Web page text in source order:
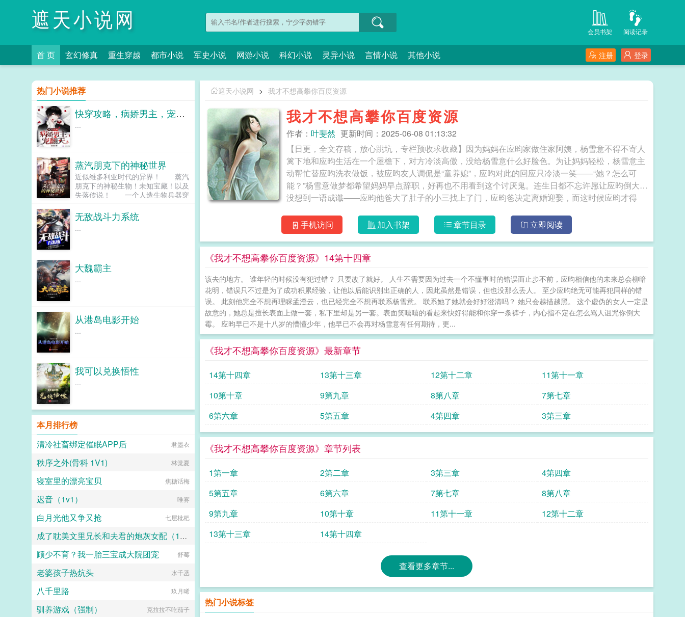
遮天小说网 阅读记录
会员书架
首 页 玄幻修真 重生穿越 都市小说 军史小说 网游小说 科幻小说 灵异小说 言情小说 其他小说 登录
注册
遮天小说网 > 我才不想高攀你百度资源
我才不想高攀你百度资源
作者： 叶斐然 更新时间：2025-06-08 01:13:32
【日更，全文存稿，放心跳坑，专栏预收求收藏】因为妈妈在应昀家做住家阿姨，杨雪意不得不寄人
篱下地和应昀生活在一个屋檐下，对方冷淡高傲，没给杨雪意什么好脸色。为让妈妈轻松，杨雪意主
动帮忙替应昀洗衣做饭，被应昀友人调侃是“童养媳”，应昀对此的回应只冷淡一笑——“她？怎么可
能？”杨雪意做梦都希望妈妈早点辞职，好再也不用看到这个讨厌鬼。连生日都不忘许愿让应昀倒大霉
没想到一语成谶——应昀他爸大了肚子的小三找上了门，应昀爸决定离婚迎娶，而这时候应昀才得
下儿子，远赴海外疗伤杨雪意妈妈真的终止了应昀家的工作。可惜杨雪意妈妈看不下去，热心收留了
无家可归的应昀如今寄人篱下的变成应昀，杨雪意扬眉吐气，使唤起这位过气少爷来熟能生巧——“应
昀，我要吃葡萄，帮我洗！”“应昀，我吃完了！你快洗碗！”只是杨雪意没想到自己色令智昏，一次意
外，“关照”应昀过了头。而没想到的是，落难“太子”还能再次登基——应昀的亲爸找来了。比他原来那
在杨雪意以为他要寻仇之际，她听到应昀开了口“葡萄洗好了，上车自己吃。”对方仍旧冷着脸——“饿
了就快点回去，我去做饭。”“你不是我童养媳吗？跑什么？不会是把我搞上手了现在不想负责了吧。”
杨雪意：……天塌下来有嘴撑着的高冷狗vs能屈能伸的可爱小猫青梅竹马·欢喜冤家2024.07.05留 我
才不想高攀你
手机访问 加入书架 章节目录 立即阅读
《我才不想高攀你百度资源》14第十四章
该去的地方。 谁年轻的时候没有犯过错？ 只要改了就好。 人生不需要因为过去一个不懂事时的错误而止步不前，应昀相信他的未来总会柳暗
花明，错误只不过是为了成功积累经验，让他以后能识别出正确的人，因此虽然是错误，但也没那么丢人。 至少应昀绝无可能再犯同样的错
误。 此刻他完全不想再理睬孟澄云，也已经完全不想再联系杨雪意。 联系她了她就会好好澄清吗？ 她只会越描越黑。 这个虚伪的女人一定是
故意的，她总是擅长表面上做一套，私下里却是另一套。表面笑嘻嘻的看起来快好得能和你穿一条裤子，内心指不定在怎么骂人诅咒你倒大
霉。 应昀早已不是十八岁的懵懂少年，他早已不会再对杨雪意有任何期待，更...
《我才不想高攀你百度资源》最新章节
14第十四章 13第十三章 12第十二章
11第十一章
10第十章
9第九章 8第八章
7第七章
6第六章
5第五章 4第四章 3第三章
《我才不想高攀你百度资源》章节列表
1第一章 2第二章 3第三章
4第四章
5第五章
6第六章 7第七章
8第八章
9第九章
10第十章 11第十一章
12第十二章
13第十三章
14第十四章
查看更多章节...
热门小说标签
热门小说推荐
快穿攻略，病娇男主，宠翻天！
...
蒸汽朋克下的神秘世界
近似维多利亚时代的异界！ 蒸汽
朋克下的神秘生物！未知宝藏！以及
失落传说！ 一个人造生物兵器穿
奇妙的人生！...
无敌战斗力系统
...
大魏霸主
...
从港岛电影开始
...
我可以兑换悟性
...
本月排行榜
清冷社畜绑定催眠APP后
君墨衣
秩序之外(骨科 1V1) 林觉夏
寝室里的漂亮宝贝 焦糖话梅
迟音（1v1） 唯雾
白月光他又争又抢 七层枇杷
成了耽美文里兄长和夫君的炮灰女配（1v3）
吃饭不眨眼
顾少不育？我一胎三宝成大院团宠 舒莓
老婆孩子热炕头 水千丞
八千里路 玖月晞
驯养游戏（强制） 克拉拉不吃茄子